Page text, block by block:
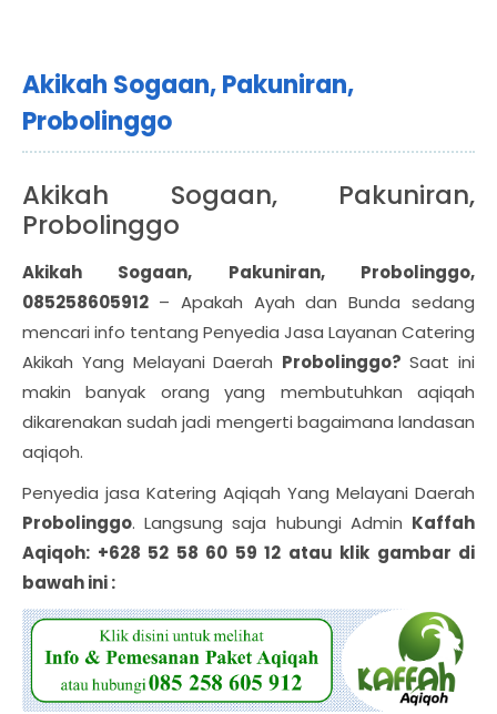
Akikah Sogaan, Pakuniran,
Probolinggo
Akikah Sogaan, Pakuniran,
Probolinggo
Akikah Sogaan, Pakuniran, Probolinggo,
085258605912 – Apakah Ayah dan Bunda sedang
mencari info tentang Penyedia Jasa Layanan Catering
Akikah Yang Melayani Daerah Probolinggo?Saat ini
makin banyak orang yang membutuhkan aqiqah
dikarenakan sudah jadi mengerti bagaimana landasan
aqiqoh.
Penyedia jasa Katering Aqiqah Yang Melayani Daerah
Probolinggo. Langsung saja hubungi Admin Kaffah
Aqiqoh: +628 52 58 60 59 12 atau klik gambar di
bawah ini :